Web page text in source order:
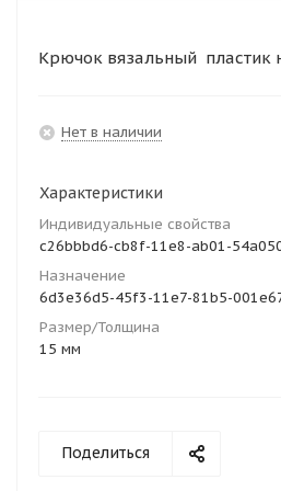
Крючок вязальный пластик
Нет в наличии
Характеристики
Индивидуальные свойства
c26bbbd6-cb8f-11e8-ab01-
Назначение
6d3e36d5-45f3-11e7-81b5-
Размер/Толщина
15 мм
Поделиться